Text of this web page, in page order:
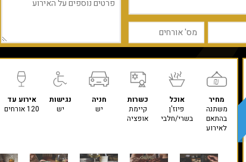
מחיר אוכל כשרות חניה נגישות אירוע עד
משתנה
בהתאם
לאירוע
פיוז'ן
בשרי/חלבי
קיימת
אופציה
יש יש 120 אורחים